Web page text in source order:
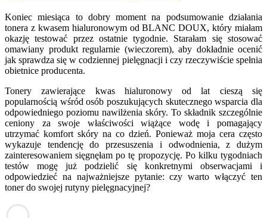
Koniec miesiąca to dobry moment na podsumowanie działania
tonera z kwasem hialuronowym od BLANC DOUX, który miałam
okazję testować przez ostatnie tygodnie. Starałam się stosować
omawiany produkt regularnie (wieczorem), aby dokładnie ocenić
jak sprawdza się w codziennej pielęgnacji i czy rzeczywiście spełnia
obietnice producenta.
Tonery zawierające kwas hialuronowy od lat cieszą się
popularnością wśród osób poszukujących skutecznego wsparcia dla
odpowiedniego poziomu nawilżenia skóry. To składnik szczególnie
ceniony za swoje właściwości wiążące wodę i pomagający
utrzymać komfort skóry na co dzień. Ponieważ moja cera często
wykazuje tendencję do przesuszenia i odwodnienia, z dużym
zainteresowaniem sięgnęłam po tę propozycję. Po kilku tygodniach
testów mogę już podzielić się konkretnymi obserwacjami i
odpowiedzieć na najważniejsze pytanie: czy warto włączyć ten
toner do swojej rutyny pielęgnacyjnej?